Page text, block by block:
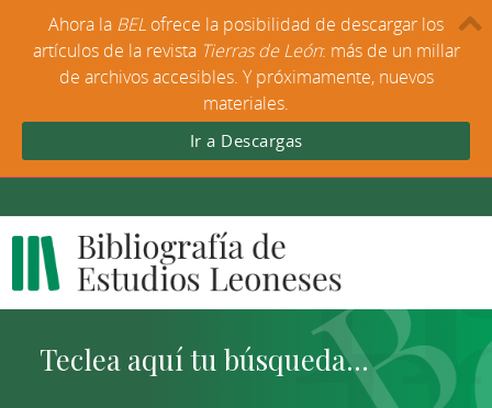
Ahora la BEL ofrece la posibilidad de descargar los
artículos de la revista Tierras de León: más de un millar
de archivos accesibles. Y próximamente, nuevos
materiales.
Ir a Descargas